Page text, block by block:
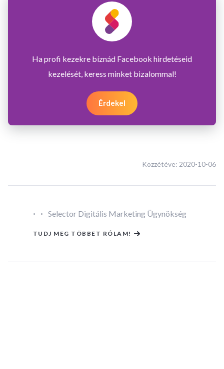
Ha profi kezekre bíznád Facebook hirdetéseid
kezelését, keress minket bizalommal!
Érdekel
Közzétéve: 2020-10-06
· · Selector Digitális Marketing Ügynökség
TUDJ MEG TÖBBET RÓLAM!